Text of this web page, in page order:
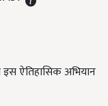
इस ऐतिहासिक अभियान